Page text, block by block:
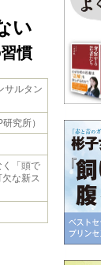
い
慣
サルタン
究所）
く「頭で
な新ス